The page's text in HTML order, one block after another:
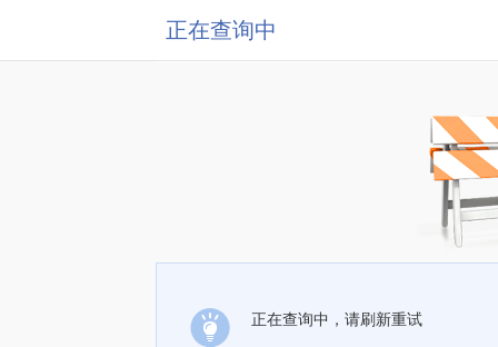
正在查询中
正在查询中，请刷新重试